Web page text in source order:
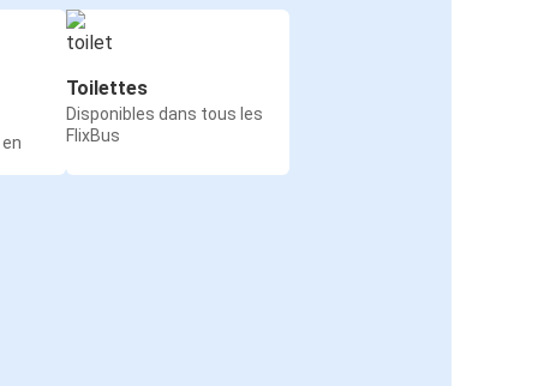
Toilettes
Disponibles dans tous les
FlixBus